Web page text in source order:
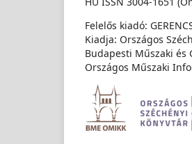
Felelős kiadó:
Kiadja: Országos
Budapesti Műszaki és
Országos Műszaki